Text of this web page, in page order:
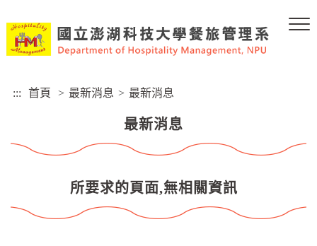
到
要
::: 首頁 > 最新消息 > 最新消息
最新消息
所要求的頁面,無相關資訊